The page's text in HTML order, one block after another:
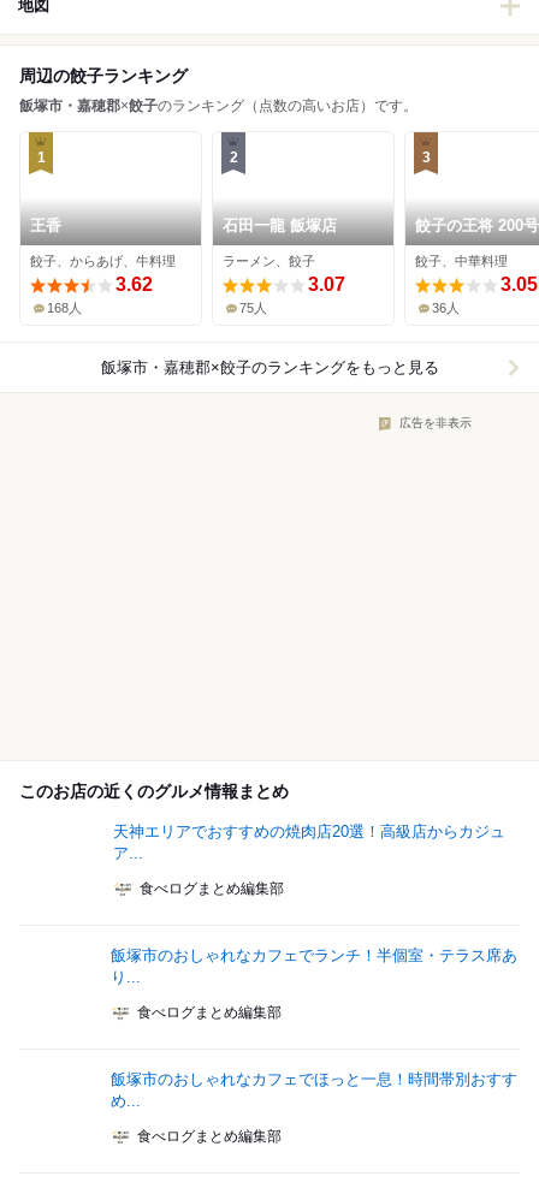
地図
周辺の餃子ランキング
飯塚市・嘉穂郡×餃子のランキング（点数の高いお店）です。
1
王香
餃子、からあげ、牛料理
3.62
168人
2
石田一龍 飯塚店
ラーメン、餃子
3.07
75人
3
餃子の王将 200
西町店
餃子、中華料理
3.05
36人
飯塚市・嘉穂郡×餃子のランキングをもっと見る
広告を非表示
このお店の近くのグルメ情報まとめ
天神エリアでおすすめの焼肉店20選！高級店からカジュ
ア...
食べログまとめ編集部
飯塚市のおしゃれなカフェでランチ！半個室・テラス席あ
り...
食べログまとめ編集部
飯塚市のおしゃれなカフェでほっと一息！時間帯別おすす
め...
食べログまとめ編集部